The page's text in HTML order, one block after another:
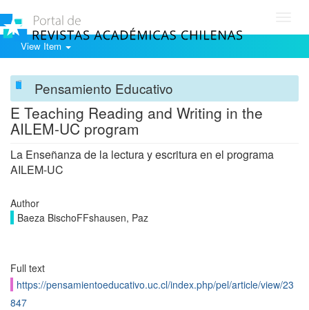
View Item
Pensamiento Educativo
E Teaching Reading and Writing in the
AILEM-UC program
La Enseñanza de la lectura y escritura en el programa
AILEM-UC
Author
Baeza BischoFFshausen, Paz
Full text
https://pensamientoeducativo.uc.cl/index.php/pel/article/view/23
847